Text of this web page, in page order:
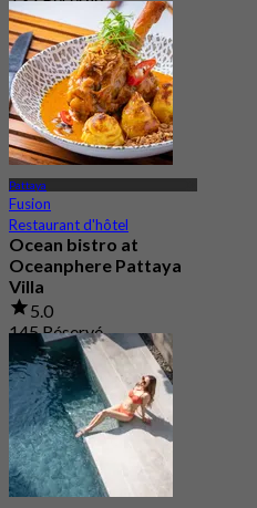
De฿ 625
Pattaya
Fusion
Restaurant d'hôtel
Ocean bistro at
Oceanphere Pattaya
Villa
5.0
145 Réservé
De฿ 712.5